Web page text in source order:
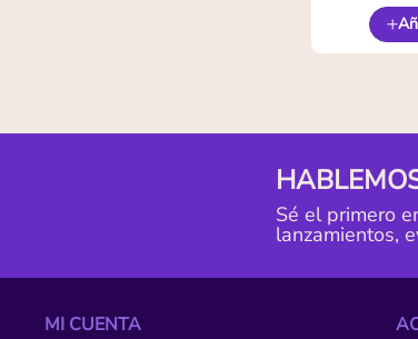
Sé el primero
lanzamientos,
MI CUENTA